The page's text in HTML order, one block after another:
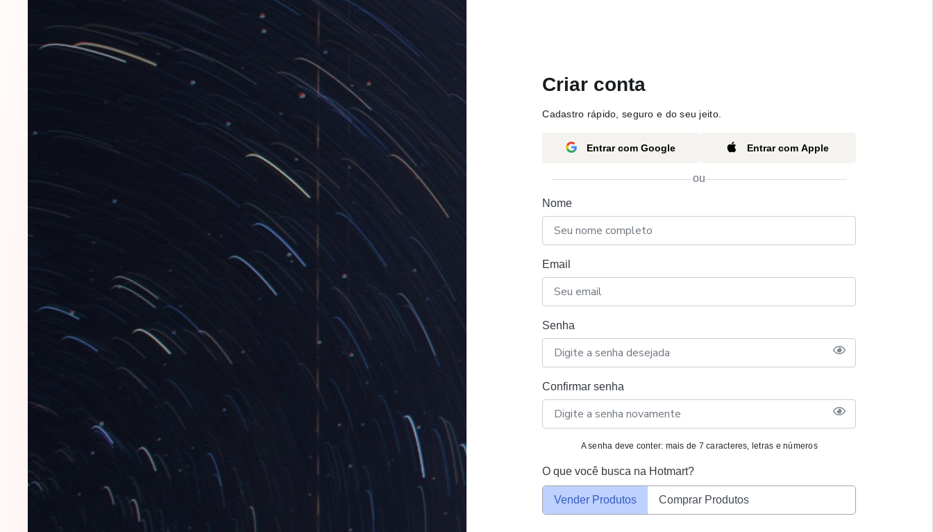
Criar conta
Cadastro rápido, seguro e do seu jeito.
Entrar com Google Entrar com Apple
ou
Nome
Email
Senha
Confirmar senha
A senha deve conter: mais de 7 caracteres, letras e números
O que você busca na Hotmart?
Vender Produtos Comprar Produtos